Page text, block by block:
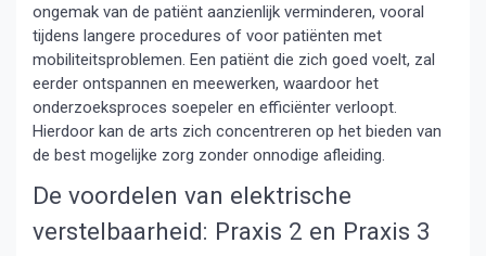
ongemak van de patiënt aanzienlijk verminderen, vooral
tijdens langere procedures of voor patiënten met
mobiliteitsproblemen. Een patiënt die zich goed voelt, zal
eerder ontspannen en meewerken, waardoor het
onderzoeksproces soepeler en efficiënter verloopt.
Hierdoor kan de arts zich concentreren op het bieden van
de best mogelijke zorg zonder onnodige afleiding.
De voordelen van elektrische
verstelbaarheid: Praxis 2 en Praxis 3